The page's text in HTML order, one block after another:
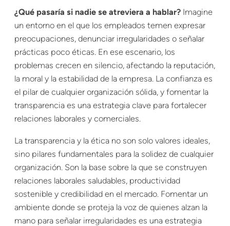
¿Qué pasaría si nadie se atreviera a hablar? Imagine
un entorno en el que los empleados temen expresar
preocupaciones, denunciar irregularidades o señalar
prácticas poco éticas. En ese escenario, los
problemas crecen en silencio, afectando la reputación,
la moral y la estabilidad de la empresa. La confianza es
el pilar de cualquier organización sólida, y fomentar la
transparencia es una estrategia clave para fortalecer
relaciones laborales y comerciales.
La transparencia y la ética no son solo valores ideales,
sino pilares fundamentales para la solidez de cualquier
organización. Son la base sobre la que se construyen
relaciones laborales saludables, productividad
sostenible y credibilidad en el mercado. Fomentar un
ambiente donde se proteja la voz de quienes alzan la
mano para señalar irregularidades es una estrategia